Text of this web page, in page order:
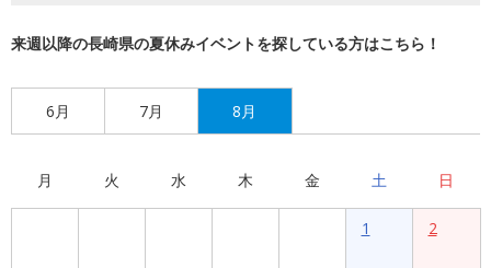
来週以降の長崎県の夏休みイベントを探している方はこちら！
6月 7月 8月
月 火 水 木 金 土 日
1 2